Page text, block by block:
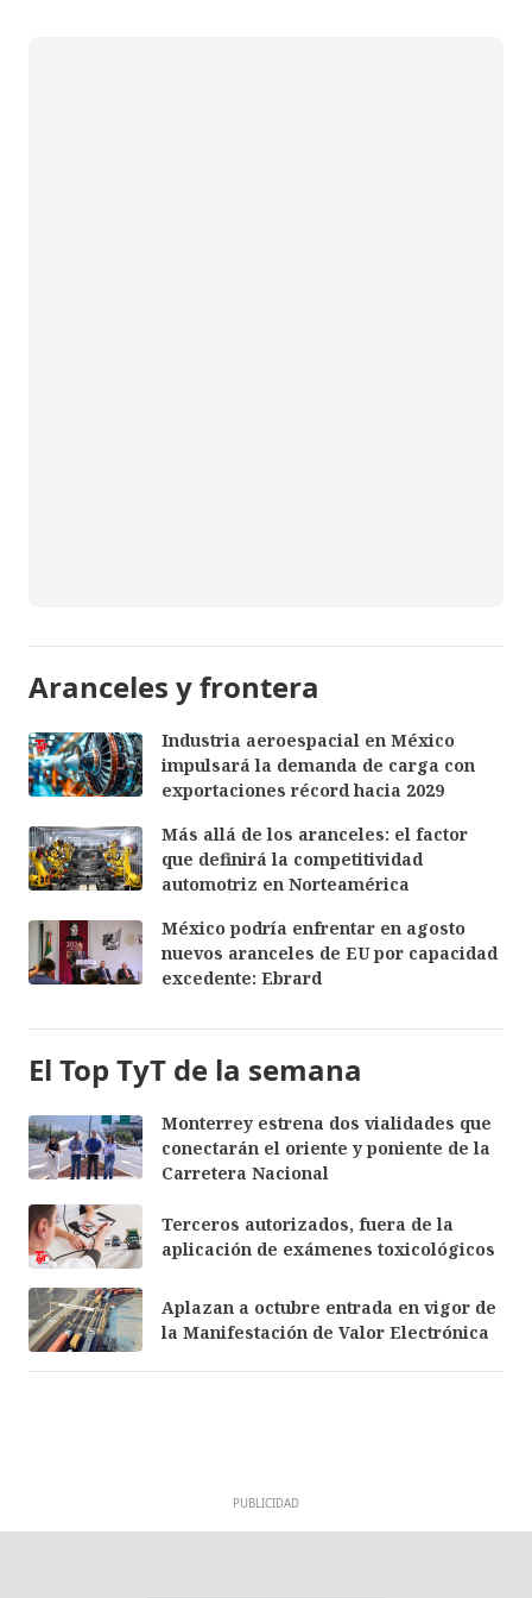
Aranceles y frontera
Industria aeroespacial en México
impulsará la demanda de carga con
exportaciones récord hacia 2029
Más allá de los aranceles: el factor
que definirá la competitividad
automotriz en Norteamérica
México podría enfrentar en agosto
nuevos aranceles de EU por capacidad
excedente: Ebrard
El Top TyT de la semana
Monterrey estrena dos vialidades que
conectarán el oriente y poniente de la
Carretera Nacional
Terceros autorizados, fuera de la
aplicación de exámenes toxicológicos
Aplazan a octubre entrada en vigor de
la Manifestación de Valor Electrónica
PUBLICIDAD